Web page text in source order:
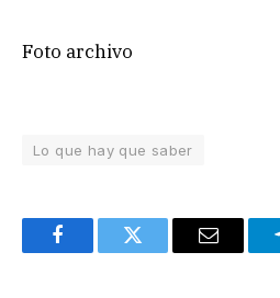
Foto archivo
Lo que hay que saber
FacebookTwitter Email